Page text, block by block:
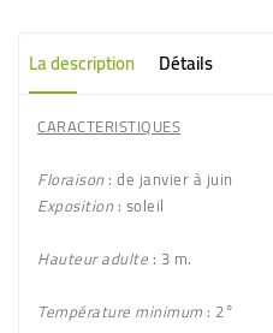
La description Détails
CARACTERISTIQUES
Floraison: de janvier à juin
Exposition: soleil
Hauteur adulte : 3 m.
Température minimum : 2°